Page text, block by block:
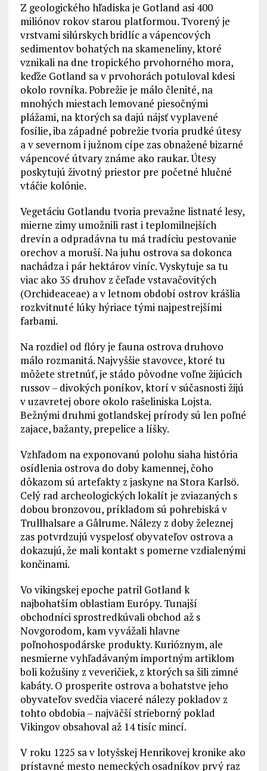
Z geologického hľadiska je Gotland asi 400
miliónov rokov starou platformou. Tvorený je
vrstvami silúrskych bridlíc a vápencových
sedimentov bohatých na skameneliny, ktoré
vznikali na dne tropického prvohorného mora,
keďže Gotland sa v prvohorách potuloval kdesi
okolo rovníka. Pobrežie je málo členité, na
mnohých miestach lemované piesočnými
plážami, na ktorých sa dajú nájsť vyplavené
fosílie, iba západné pobrežie tvoria prudké útesy
a v severnom i južnom cípe zas obnažené bizarné
vápencové útvary známe ako raukar. Útesy
poskytujú životný priestor pre početné hlučné
vtáčie kolónie.
Vegetáciu Gotlandu tvoria prevažne listnaté lesy,
mierne zimy umožnili rast i teplomilnejších
drevín a odpradávna tu má tradíciu pestovanie
orechov a moruší. Na juhu ostrova sa dokonca
nachádza i pár hektárov viníc. Vyskytuje sa tu
viac ako 35 druhov z čeľade vstavačovitých
(Orchideaceae) a v letnom období ostrov krášlia
rozkvitnuté lúky hýriace tými najpestrejšími
farbami.
Na rozdiel od flóry je fauna ostrova druhovo
málo rozmanitá. Najvyššie stavovce, ktoré tu
môžete stretnúť, je stádo pôvodne voľne žijúcich
russov – divokých poníkov, ktorí v súčasnosti žijú
v uzavretej obore okolo rašeliniska Lojsta.
Bežnými druhmi gotlandskej prírody sú len poľné
zajace, bažanty, prepelice a líšky.
Vzhľadom na exponovanú polohu siaha história
osídlenia ostrova do doby kamennej, čoho
dôkazom sú artefakty z jaskyne na Stora Karlsö.
Celý rad archeologických lokalít je zviazaných s
dobou bronzovou, príkladom sú pohrebiská v
Trullhalsare a Gålrume. Nálezy z doby železnej
zas potvrdzujú vyspelosť obyvateľov ostrova a
dokazujú, že mali kontakt s pomerne vzdialenými
končinami.
Vo vikingskej epoche patril Gotland k
najbohatším oblastiam Európy. Tunajší
obchodníci sprostredkúvali obchod až s
Novgorodom, kam vyvážali hlavne
poľnohospodárske produkty. Kurióznym, ale
nesmierne vyhľadávaným importným artiklom
boli kožušiny z veveričiek, z ktorých sa šili zimné
kabáty. O prosperite ostrova a bohatstve jeho
obyvateľov svedčia viaceré nálezy pokladov z
tohto obdobia – najväčší strieborný poklad
Vikingov obsahoval až 14 tisíc mincí.
V roku 1225 sa v lotyšskej Henrikovej kronike ako
prístavné mesto nemeckých osadníkov prvý raz